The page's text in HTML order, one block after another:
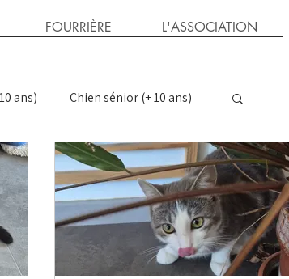
FOURRIÈRE L'ASSOCIATION
ans) Chien sénior (+ 10 ans)
Conseils canins Parrain chat